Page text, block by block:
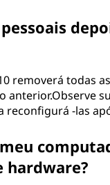
removerá todas
anterior.Observe
reconfigurá -las
hardware?